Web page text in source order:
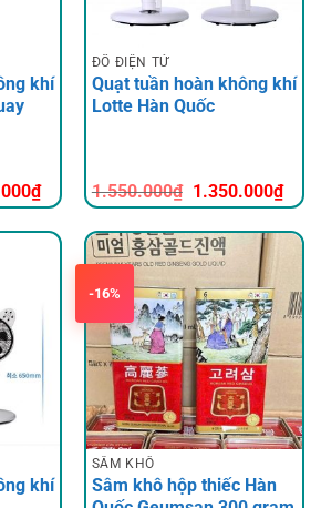
khí
₫Giá
hiện
tại
là:
1.550.000₫.
ĐỒ ĐIỆN TỬ
Quạt tuần hoàn không khí
Lotte Hàn Quốc
1.550.000₫ Giá
gốc
là:
1.550.000₫.
1.350.000₫Giá
hiện
tại
là:
khí
-16%
SÂM KHÔ
Sâm khô hộp thiếc Hàn